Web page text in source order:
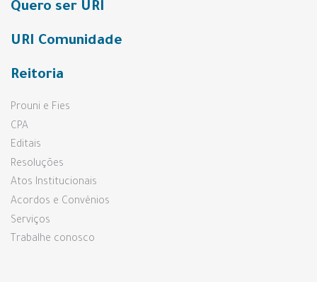
Quero ser URI
URI Comunidade
Reitoria
Prouni e Fies
CPA
Editais
Resoluções
Atos Institucionais
Acordos e Convênios
Serviços
Trabalhe conosco